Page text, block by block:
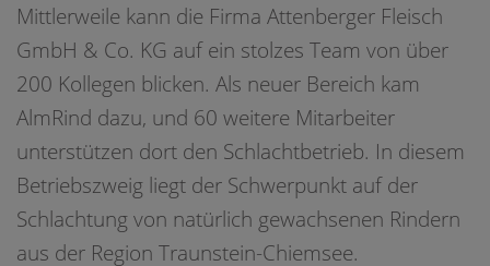
Mittlerweile kann die Firma Attenberger Fleisch
GmbH & Co. KG auf ein stolzes Team von über
200 Kollegen blicken. Als neuer Bereich kam
AlmRind dazu, und 60 weitere Mitarbeiter
unterstützen dort den Schlachtbetrieb. In diesem
Betriebszweig liegt der Schwerpunkt auf der
Schlachtung von natürlich gewachsenen Rindern
aus der Region Traunstein-Chiemsee.